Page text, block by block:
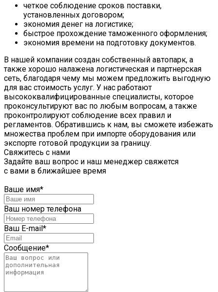
четкое соблюдение сроков поставки,
установленных договором;
экономия денег на логистике;
быстрое прохождение таможенного оформления;
экономия времени на подготовку документов.
В нашей компании создан собственный автопарк, а
также хорошо налажена логистическая и партнерская
сеть, благодаря чему мы можем предложить выгодную
для вас стоимость услуг. У нас работают
высококвалифицированные специалисты, которое
проконсультируют вас по любым вопросам, а также
проконтролируют соблюдение всех правил и
регламентов. Обратившись к нам, вы сможете избежать
множества проблем при импорте оборудования или
экспорте готовой продукции за границу.
Свяжитесь с нами
Задайте ваш вопрос и наш менеджер свяжется
с вами в ближайшее время
Ваше имя*
Ваш номер телефона
Ваш E-mail*
Сообщение*